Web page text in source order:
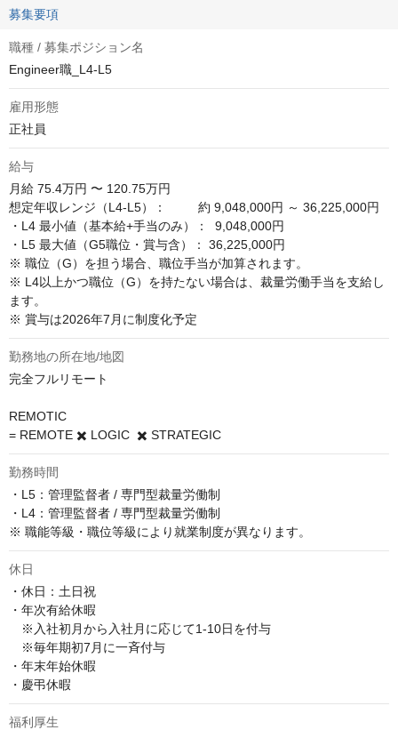
募集要項
職種 / 募集ポジション名
Engineer職_L4-L5
雇用形態
正社員
給与
月給 75.4万円 〜 120.75万円
想定年収レンジ（L4-L5）： 　　 約 9,048,000円 ～ 36,225,000円
・L4 最小値（基本給+手当のみ）：  9,048,000円
・L5 最大値（G5職位・賞与含）： 36,225,000円
※ 職位（G）を担う場合、職位手当が加算されます。
※ L4以上かつ職位（G）を持たない場合は、裁量労働手当を支給し
ます。
※ 賞与は2026年7月に制度化予定
勤務地の所在地/地図
完全フルリモート
REMOTIC
= REMOTE ✖️ LOGIC  ✖️ STRATEGIC
勤務時間
・L5：管理監督者 / 専門型裁量労働制
・L4：管理監督者 / 専門型裁量労働制
※ 職能等級・職位等級により就業制度が異なります。
休日
・休日：土日祝
・年次有給休暇
※入社初月から入社月に応じて1-10日を付与
※毎年期初7月に一斉付与
・年末年始休暇
・慶弔休暇
福利厚生